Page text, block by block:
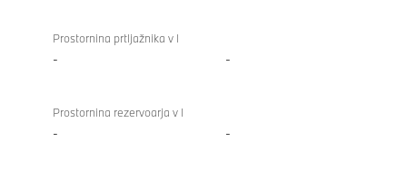
Prostornina prtljažnika v l
- -
Prostornina rezervoarja v l
- -